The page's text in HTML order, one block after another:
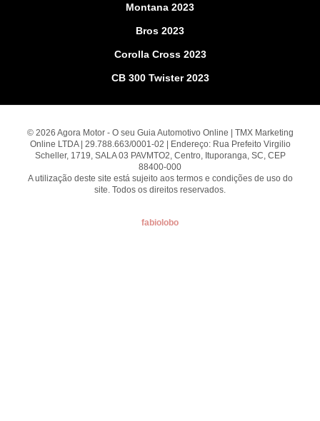
Montana 2023
Bros 2023
Corolla Cross 2023
CB 300 Twister 2023
© 2026 Agora Motor - O seu Guia Automotivo Online | TMX Marketing
Online LTDA | 29.788.663/0001-02 | Endereço: Rua Prefeito Virgilio
Scheller, 1719, SALA 03 PAVMTO2, Centro, Ituporanga, SC, CEP
88400-000
A utilização deste site está sujeito aos termos e condições de uso do
site. Todos os direitos reservados.
fabiolobo